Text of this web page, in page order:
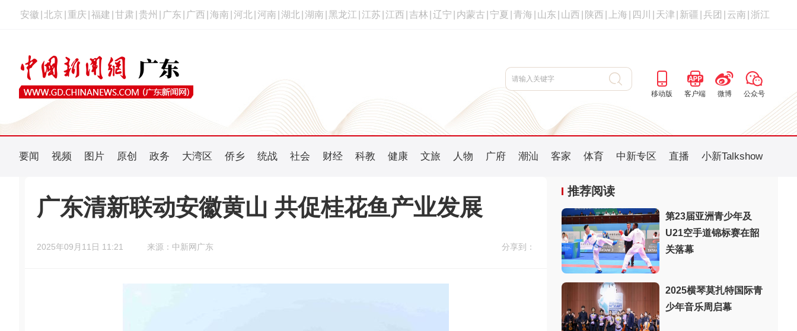
安徽 北京 重庆 福建 甘肃 贵州 广东 广西 海南 河北 河南 湖北 湖南 黑龙江 江苏 江西 吉林 辽宁 内蒙古 宁夏 青海 山东 山西 陕西 上海 四川 天津 新疆 兵团 云南 浙江
移动版 客户端 微博 公众号
要闻 视频 图片 原创 政务 大湾区 侨乡 统战 社会 财经 科教 健康 文旅 人物 广府 潮汕 客家 体育 中新专区 直播 小新Talkshow
广东清新联动安徽黄山 共促桂花鱼产业发展
2025年09月11日 11:21 来源：中新网广东 分享到：
推荐阅读
第23届亚洲青少年及
U21空手道锦标赛在韶
关落幕
2025横琴莫扎特国际青
少年音乐周启幕